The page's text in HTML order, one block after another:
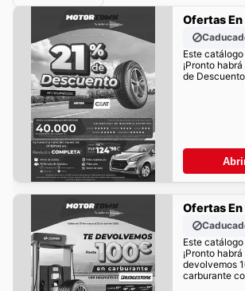
Ofertas
Este
¡Pronto
de
Ofertas
Este
¡Pronto
devolvemos
carburante